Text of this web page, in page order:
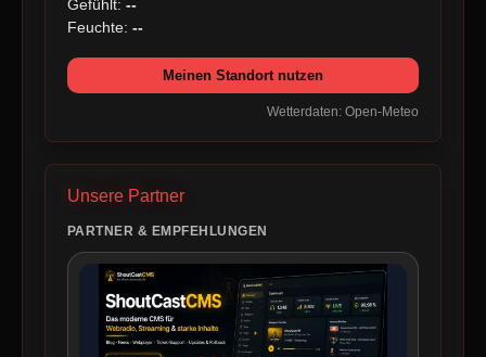
Gefühlt: --
Feuchte: --
Meinen Standort nutzen
Wetterdaten: Open-Meteo
Unsere Partner
PARTNER & EMPFEHLUNGEN